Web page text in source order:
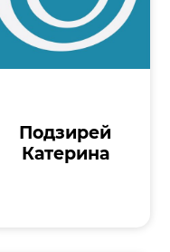
Подзирей
Катерина